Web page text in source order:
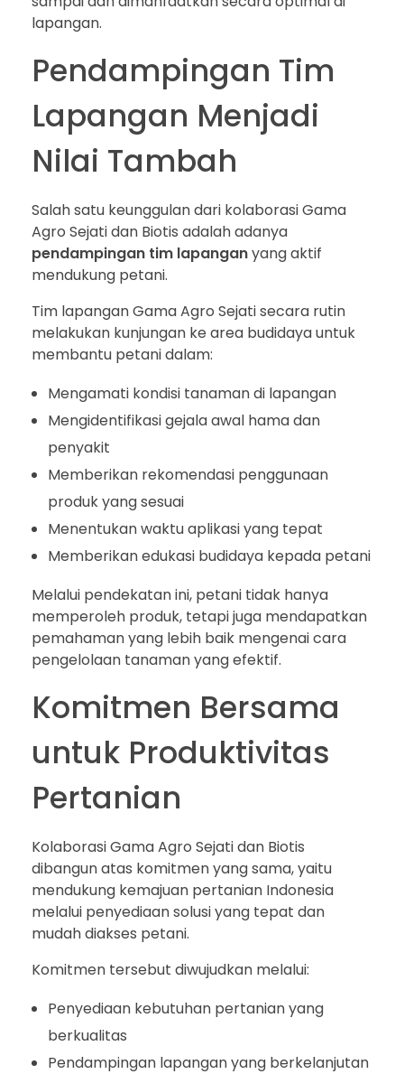
lapangan.
Pendampingan Tim
Lapangan Menjadi
Nilai Tambah
Salah satu keunggulan dari kolaborasi Gama
Agro Sejati dan Biotis adalah adanya
pendampingan tim lapanganyang aktif
mendukung petani.
Tim lapangan Gama Agro Sejati secara rutin
melakukan kunjungan ke area budidaya untuk
membantu petani dalam:
Mengamati kondisi tanaman di lapangan
Mengidentifikasi gejala awal hama dan
penyakit
Memberikan rekomendasi penggunaan
produk yang sesuai
Menentukan waktu aplikasi yang tepat
Memberikan edukasi budidaya kepada petani
Melalui pendekatan ini, petani tidak hanya
memperoleh produk, tetapi juga mendapatkan
pemahaman yang lebih baik mengenai cara
pengelolaan tanaman yang efektif.
Komitmen Bersama
untuk Produktivitas
Pertanian
Kolaborasi Gama Agro Sejati dan Biotis
dibangun atas komitmen yang sama, yaitu
mendukung kemajuan pertanian Indonesia
melalui penyediaan solusi yang tepat dan
mudah diakses petani.
Komitmen tersebut diwujudkan melalui:
Penyediaan kebutuhan pertanian yang
berkualitas
Pendampingan lapangan yang berkelanjutan